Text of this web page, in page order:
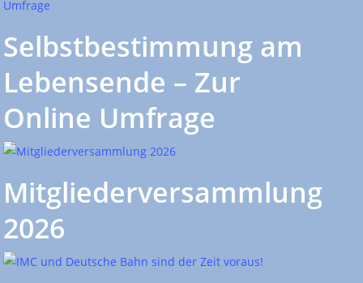
Selbstbestimmung am
Lebensende – Zur
Online Umfrage
Mitgliederversammlung
2026